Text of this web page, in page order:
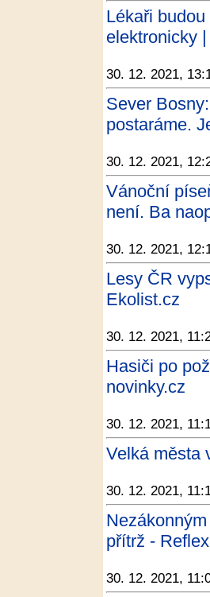
Lékaři
elektronicky
30. 12. 2021,
Sever
postaráme.
30. 12. 2021,
Vánoční
není. Ba
30. 12. 2021,
Lesy ČR
Ekolist.cz
30. 12. 2021,
Hasiči po
novinky.cz
30. 12. 2021,
Velká města
30. 12. 2021,
přítrž -
30. 12. 2021,